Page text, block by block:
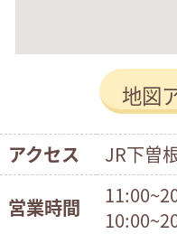
地図
アクセス JR下曽
営業時間